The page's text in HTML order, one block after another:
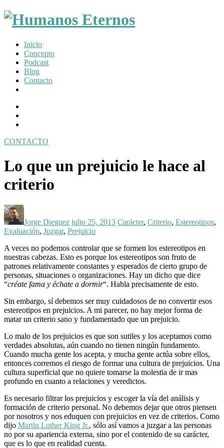
Somos
humanos,
pero
Dios
creó
mucho
Inicio
Concepto
Podcast
Blog
Contacto
CONTACTO
navigation
Lo que un prejuicio le hace al
criterio
Posted
by:
Jorge Dieguez
on
julio 25, 2013
in:
Carácter, Criterio, Estereotipos,
Evaluación, Juzgar, Prejuicio
A veces no podemos controlar que se formen los estereotipos en
nuestras cabezas. Esto es porque los estereotipos son fruto de
patrones relativamente constantes y esperados de cierto grupo de
personas, situaciones o organizaciones. Hay un dicho que dice
“créate fama y échate a dormir“. Habla precisamente de esto.
Sin embargo, sí debemos ser muy cuidadosos de no convertir esos
estereotipos en prejuicios. A mi parecer, no hay mejor forma de
matar un criterio sano y fundamentado que un prejuicio.
Lo malo de los prejuicios es que son sutiles y los aceptamos como
verdades absolutas, aún cuando no tienen ningún fundamento.
Cuando mucha gente los acepta, y mucha gente actúa sobre ellos,
entonces corremos el riesgo de formar una cultura de prejuicios. Una
cultura superficial que no quiere tomarse la molestia de ir mas
profundo en cuanto a relaciones y veredictos.
Es necesario filtrar los prejuicios y escoger la vía del análisis y
formación de criterio personal. No debemos dejar que otros piensen
por nosotros y nos eduquen con prejuicios en vez de criterios. Como
dijo Martin Luther King Jr., sólo así vamos a juzgar a las personas
no por su apariencia externa, sino por el contenido de su carácter,
que es lo que en realidad cuenta.